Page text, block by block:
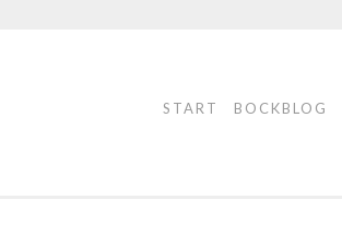
START BOCKBLOG